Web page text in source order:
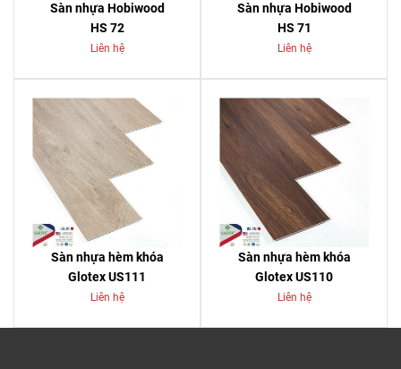
Sàn nhựa Hobiwood
HS 72
Liên hệ
Sàn nhựa Hobiwood
HS 71
Liên hệ
Sàn nhựa hèm khóa
Glotex US111
Liên hệ
Sàn nhựa hèm khóa
Glotex US110
Liên hệ